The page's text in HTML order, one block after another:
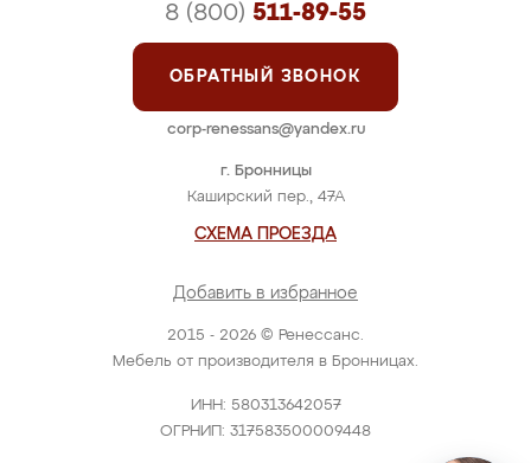
2015 - 2026 © Ренессанс.
Мебель от производителя в Бронницах.
ИНН: 580313642057
ОГРНИП: 317583500009448
г. Бронницы
Каширский пер., 47А
СХЕМА ПРОЕЗДА
Добавить в избранное
8 (800) 511-89-55
ОБРАТНЫЙ ЗВОНОК
corp-renessans@yandex.ru